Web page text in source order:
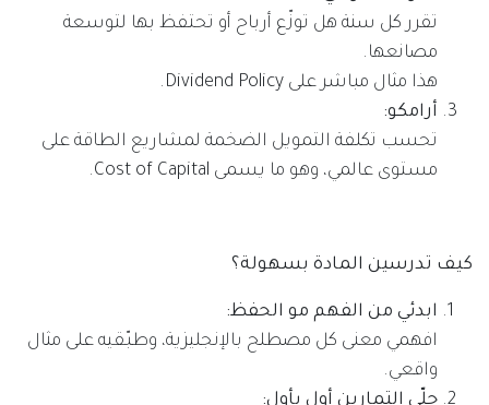
تقرر كل سنة هل توزّع أرباح أو تحتفظ بها لتوسعة
مصانعها.
هذا مثال مباشر على Dividend Policy.
أرامكو:
تحسب تكلفة التمويل الضخمة لمشاريع الطاقة على
مستوى عالمي، وهو ما يسمى Cost of Capital.
كيف تدرسين المادة بسهولة؟
ابدئي من الفهم مو الحفظ:
افهمي معنى كل مصطلح بالإنجليزية، وطبّقيه على مثال
واقعي.
حلّي التمارين أول بأول: